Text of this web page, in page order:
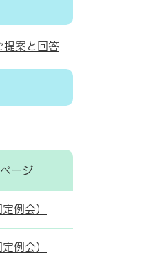
提案と回答
ージ
例会）
例会）